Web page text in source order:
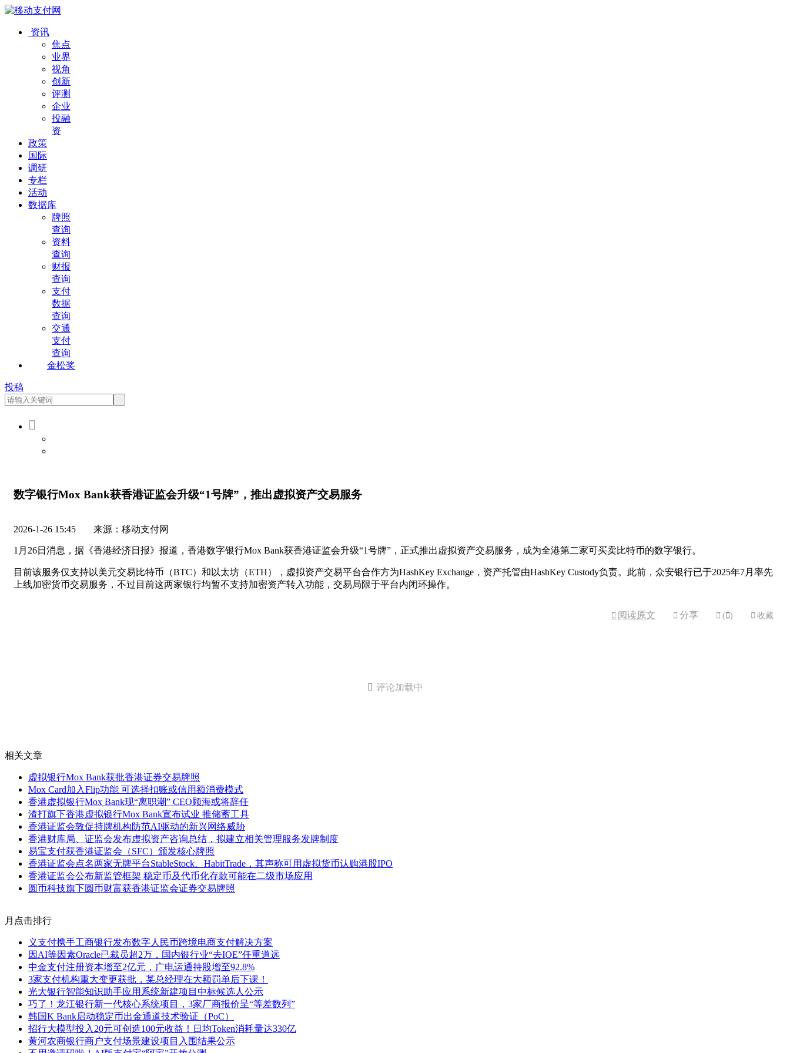
资讯
焦点
业界
视角
创新
评测
企业
投融
资
政策
国际
调研
专栏
活动
数据库
牌照
查询
资料
查询
财报
查询
支付
数据
查询
交通
支付
查询
金松奖
投稿

数字银行Mox Bank获香港证监会升级“1号牌”，推出虚拟资产交易服务
2026-1-26 15:45 来源：移动支付网
1月26日消息，据《香港经济日报》报道，香港数字银行Mox Bank获香港证监会升级“1号牌”，正式推出虚拟资产交易服务，成为全港第二家可买卖比特币的数字银行。
目前该服务仅支持以美元交易比特币（BTC）和以太坊（ETH），虚拟资产交易平台合作方为HashKey Exchange，资产托管由HashKey Custody负责。此前，众安银行已于2025年7月率先
上线加密货币交易服务，不过目前这两家银行均暂不支持加密资产转入功能，交易局限于平台内闭环操作。
 阅读原文  分享  ( )  收藏
 评论加载中
相关文章
虚拟银行Mox Bank获批香港证券交易牌照
Mox Card加入Flip功能 可选择扣账或信用额消费模式
香港虚拟银行Mox Bank现“离职潮” CEO顾海或将辞任
渣打旗下香港虚拟银行Mox Bank宣布试业 推储蓄工具
香港证监会敦促持牌机构防范AI驱动的新兴网络威胁
香港财库局、证监会发布虚拟资产咨询总结，拟建立相关管理服务发牌制度
易宝支付获香港证监会（SFC）颁发核心牌照
香港证监会点名两家无牌平台StableStock、HabitTrade，其声称可用虚拟货币认购港股IPO
香港证监会公布新监管框架 稳定币及代币化存款可能在二级市场应用
圆币科技旗下圆币财富获香港证监会证券交易牌照
月点击排行
义支付携手工商银行发布数字人民币跨境电商支付解决方案
因AI等因素Oracle已裁员超2万，国内银行业“去IOE”任重道远
中金支付注册资本增至2亿元，广电运通持股增至92.8%
3家支付机构重大变更获批，某总经理在大额罚单后下课！
光大银行智能知识助手应用系统新建项目中标候选人公示
巧了！龙江银行新一代核心系统项目，3家厂商报价呈“等差数列”
韩国K Bank启动稳定币出金通道技术验证（PoC）
招行大模型投入20元可创造100元收益！日均Token消耗量达330亿
黄河农商银行商户支付场景建设项目入围结果公示